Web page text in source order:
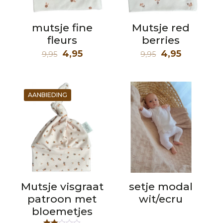
mutsje fine
fleurs
9,95
Oorspronkelijke
9,95.
4,95Huidige
Mutsje red
berries
9,95
9,95.
4,95Huidige
AANBIEDING
Mutsje visgraat
patroon met
bloemetjes
setje modal
wit/ecru